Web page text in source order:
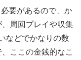
要があるので、か
周回プレイや収集
などでかなりの数
ここの金銭的なこ